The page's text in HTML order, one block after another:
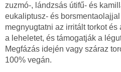
zuzmó-, lándzsás útifű- és
eukaliptusz- és
megnyugtatni az irritált torkot
a leheletet, és támogatják a
Megfázás idején vagy száraz
100% vegán.